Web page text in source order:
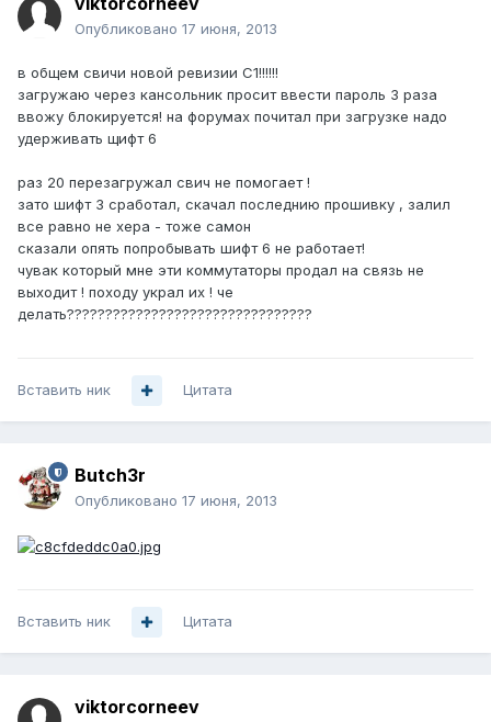
Опубликовано 17 июня, 2013
в общем свичи новой ревизии С1!!!!!!
загружаю через кансольник просит ввести пароль 3 раза
ввожу блокируется! на форумах почитал при загрузке надо
удерживать щифт 6
раз 20 перезагружал свич не помогает !
зато шифт 3 сработал, скачал последнию прошивку , залил
все равно не хера - тоже самон
сказали опять попробывать шифт 6 не работает!
чувак который мне эти коммутаторы продал на связь не
выходит ! походу украл их ! че
делать????????????????????????????????
Вставить ник Цитата
Butch3r
Опубликовано 17 июня, 2013
Вставить ник Цитата
viktorcorneev